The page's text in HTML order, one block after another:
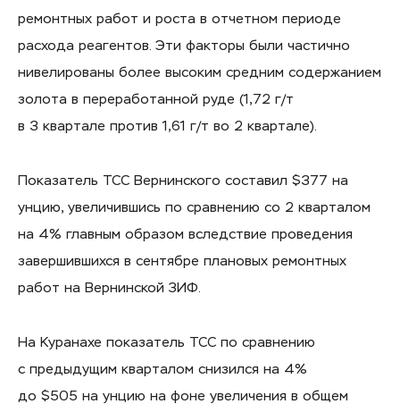
ремонтных работ и роста в отчетном периоде
расхода реагентов. Эти факторы были частично
нивелированы более высоким средним содержанием
золота в переработанной руде (1,72 г/т
в 3 квартале против 1,61 г/т во 2 квартале).
Показатель ТСС Вернинского составил $377 на
унцию, увеличившись по сравнению со 2 кварталом
на 4% главным образом вследствие проведения
завершившихся в сентябре плановых ремонтных
работ на Вернинской ЗИФ.
На Куранахе показатель ТСС по сравнению
с предыдущим кварталом снизился на 4%
до $505 на унцию на фоне увеличения в общем